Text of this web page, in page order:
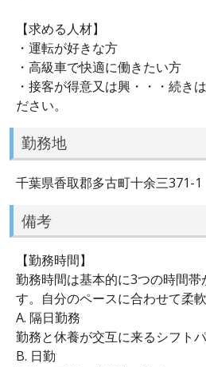
【求める人材】
・運転が好きな方
・高級車で快適に働きたい方
・接客が得意又は興・・・続き
ださい。
勤務地
千葉県香取郡多古町十余三371-1
備考
【勤務時間】
勤務時間は基本的に3つの時間帯
す。自分のペースに合わせて柔
A. 隔日勤務
勤務と休養が交互に来るシフトパ
B. 日勤